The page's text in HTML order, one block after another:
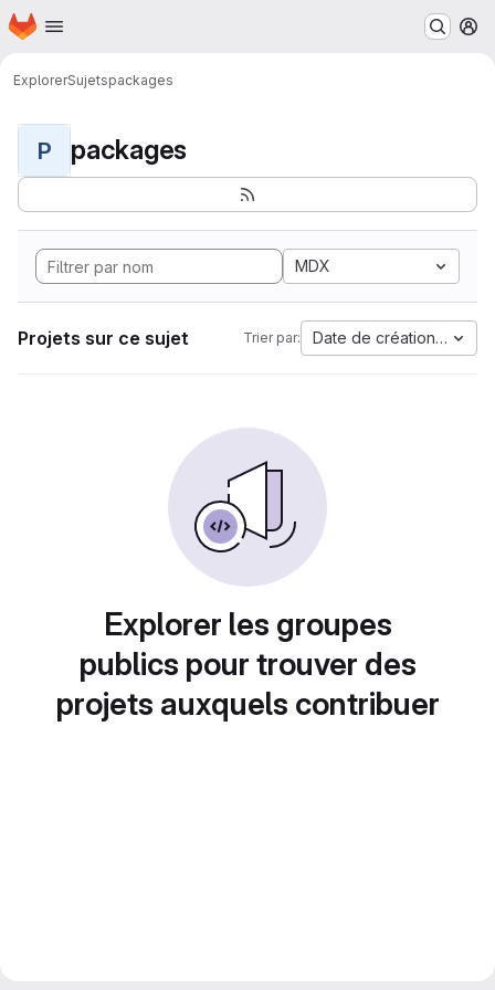
Passer au contenu principal
Page d'accueil
ExplorerSujetspackages
P packages
MDX
Projets sur ce sujet Trier par: Date de création la plus
Explorer les groupes
publics pour trouver des
projets auxquels contribuer